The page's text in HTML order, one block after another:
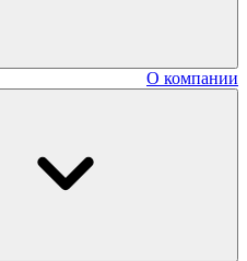
О компании